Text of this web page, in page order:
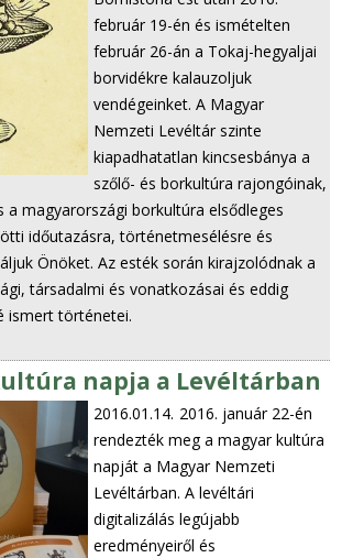
február 19-én és ismételten
február 26-án a Tokaj-hegyaljai
borvidékre kalauzoljuk
vendégeinket. A Magyar
Nemzeti Levéltár szinte
kiapadhatatlan kincsesbánya a
szőlő- és borkultúra rajongóinak,
a magyarországi borkultúra elsődleges
időutazásra, történetmesélésre és
Önöket. Az esték során kirajzolódnak a
társadalmi és vonatkozásai és eddig
ismert történetei.
napja a Levéltárban
2016.01.14. 2016. január 22-én
rendezték meg a magyar kultúra
napját a Magyar Nemzeti
Levéltárban. A levéltári
digitalizálás legújabb
eredményeiről és